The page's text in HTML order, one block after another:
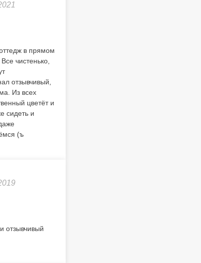
в прямом
чистенько,
отзывчивый,
Из всех
цветёт и
сидеть и
(ъ
отзывчивый